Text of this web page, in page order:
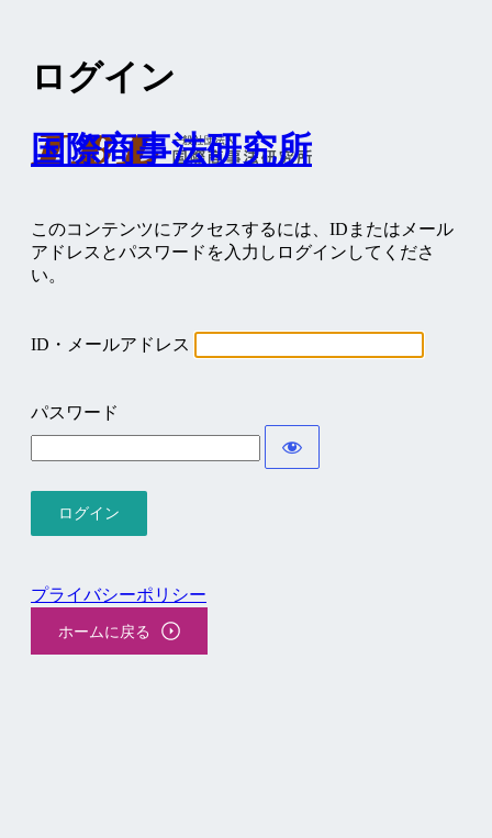
ログイン
国際商事法研究所
このコンテンツにアクセスするには、IDまたはメール
アドレスとパスワードを入力しログインしてくださ
い。
ID・メールアドレス
パスワード
プライバシーポリシー
ホームに戻る